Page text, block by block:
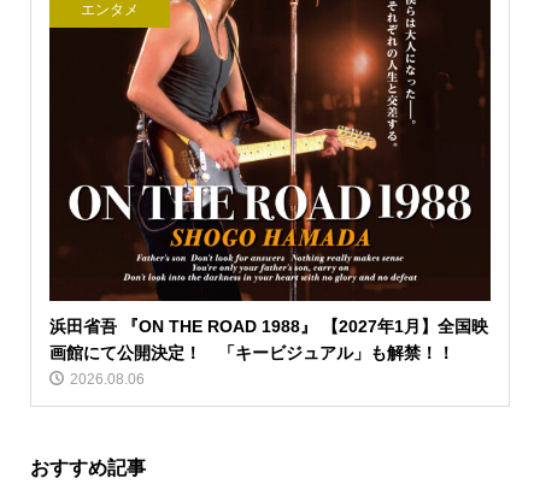
エンタメ
浜田省吾 『ON THE ROAD 1988』 【2027年1月】全国映
画館にて公開決定！ 「キービジュアル」も解禁！！
2026.08.06
おすすめ記事